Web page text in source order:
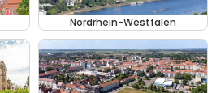
Nordrhein-Westfalen